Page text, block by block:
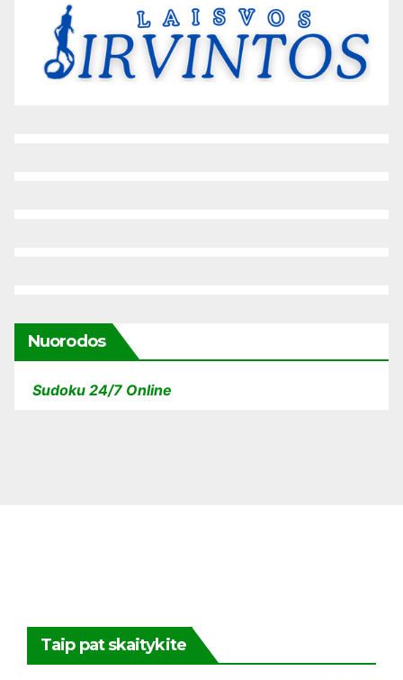
Nuorodos
Sudoku 24/7 Online
Taip pat skaitykite